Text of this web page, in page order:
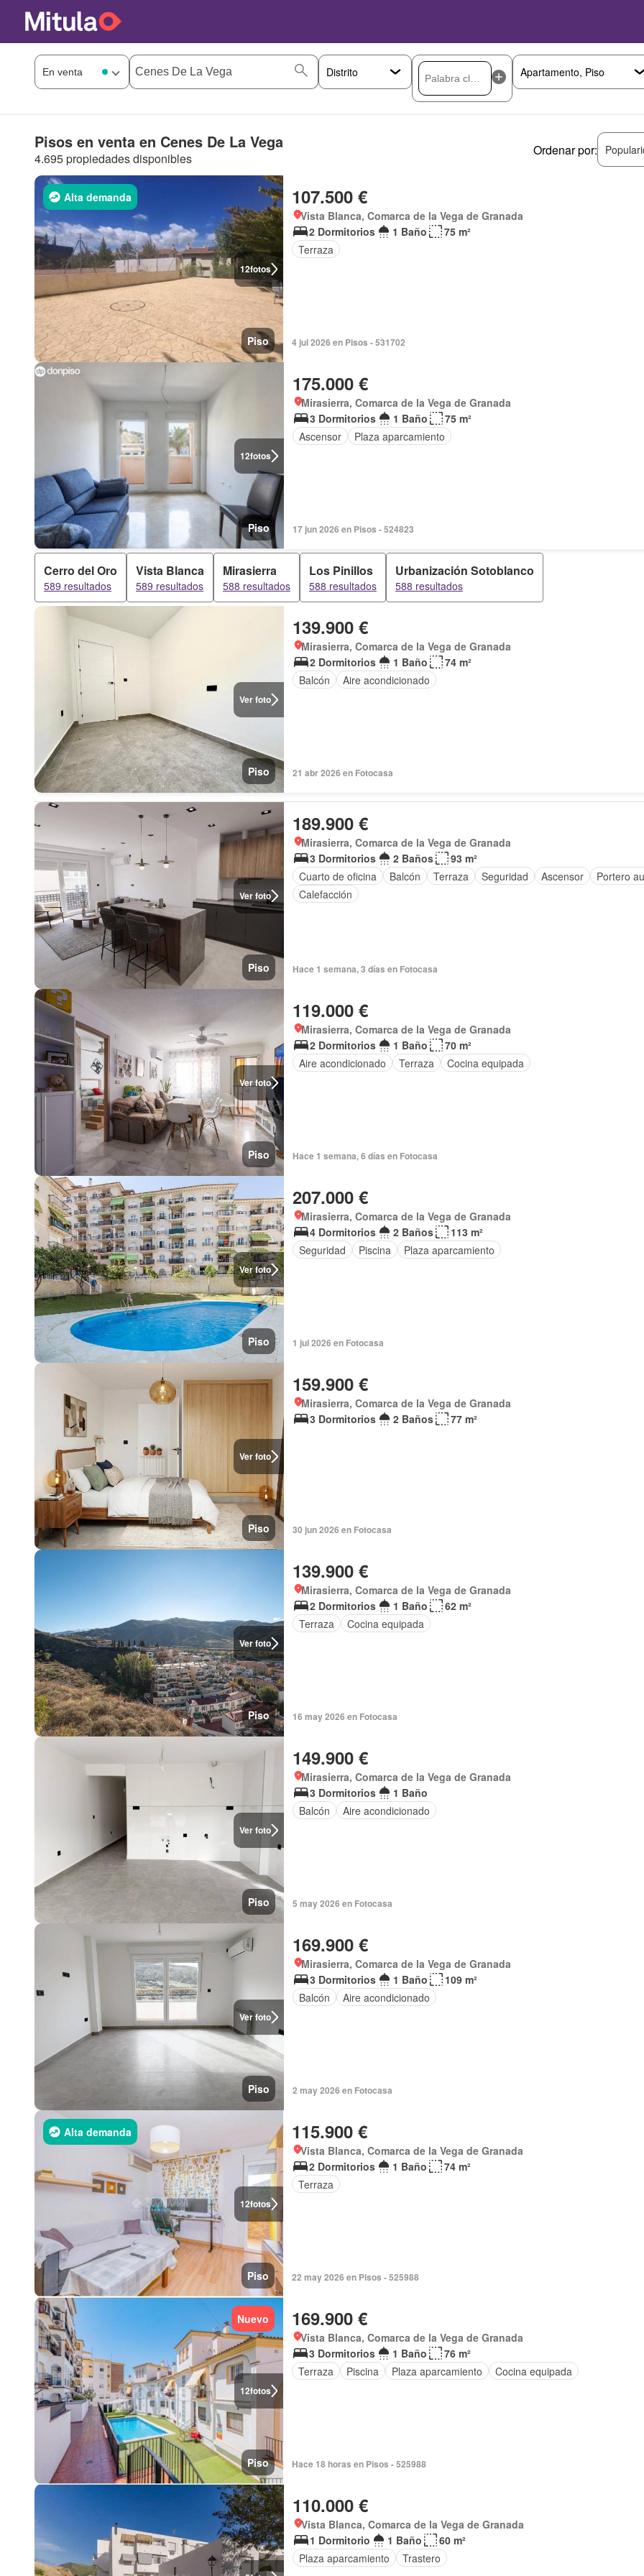
Pisos en venta en Cenes De La Vega
4.695 propiedades disponibles
Ordenar por:
12fotos
Alta demanda
Piso
107.500 €
Vista Blanca, Comarca de la Vega de Granada
2 Dormitorios
1 Baño
75 m²
Terraza
4 jul 2026 en Pisos - 531702
12fotos
Piso
175.000 €
Mirasierra, Comarca de la Vega de Granada
3 Dormitorios
1 Baño
75 m²
Ascensor
Plaza aparcamiento
17 jun 2026 en Pisos - 524823
Cerro del Oro
589 resultados
Vista Blanca
589 resultados
Mirasierra
588 resultados
Los Pinillos
588 resultados
Urbanización Sotoblanco
588 resultados
Ver foto
Piso
139.900 €
Mirasierra, Comarca de la Vega de Granada
2 Dormitorios
1 Baño
74 m²
Balcón
Aire acondicionado
21 abr 2026 en Fotocasa
Ver foto
Piso
189.900 €
Mirasierra, Comarca de la Vega de Granada
3 Dormitorios
2 Baños
93 m²
Cuarto de oficina
Balcón Terraza Seguridad Ascensor
Portero
Calefacción
Hace 1 semana, 3 días en Fotocasa
Ver foto
Piso
119.000 €
Mirasierra, Comarca de la Vega de Granada
2 Dormitorios
1 Baño
70 m²
Aire acondicionado
Terraza Cocina equipada
Hace 1 semana, 6 días en Fotocasa
Ver foto
Piso
207.000 €
Mirasierra, Comarca de la Vega de Granada
4 Dormitorios
2 Baños
113 m²
Seguridad
Piscina Plaza aparcamiento
1 jul 2026 en Fotocasa
Ver foto
Piso
159.900 €
Mirasierra, Comarca de la Vega de Granada
3 Dormitorios
2 Baños 77 m²
30 jun 2026 en Fotocasa
Ver foto
Piso
139.900 €
Mirasierra, Comarca de la Vega de Granada
2 Dormitorios
1 Baño
62 m²
Terraza
Cocina equipada
16 may 2026 en Fotocasa
Ver foto
Piso
149.900 €
Mirasierra, Comarca de la Vega de Granada
3 Dormitorios
1 Baño
Balcón
Aire acondicionado
5 may 2026 en Fotocasa
Ver foto
Piso
169.900 €
Mirasierra, Comarca de la Vega de Granada
3 Dormitorios
1 Baño
109 m²
Balcón
Aire acondicionado
2 may 2026 en Fotocasa
12fotos
Alta demanda
Piso
115.900 €
Vista Blanca, Comarca de la Vega de Granada
2 Dormitorios
1 Baño
74 m²
Terraza
22 may 2026 en Pisos - 525988
12fotos
Nuevo
Piso
169.900 €
Vista Blanca, Comarca de la Vega de Granada
3 Dormitorios
1 Baño
76 m²
Terraza
Piscina Plaza aparcamiento Cocina equipada
Hace 18 horas en Pisos - 525988
110.000 €
Vista Blanca, Comarca de la Vega de Granada
1 Dormitorio
1 Baño
60 m²
Plaza aparcamiento
Trastero